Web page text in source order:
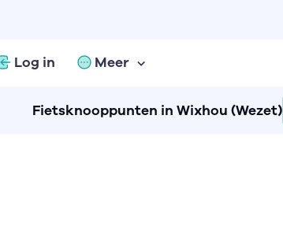
Log in Meer
Fietsknooppunten in Wixhou (Wezet)